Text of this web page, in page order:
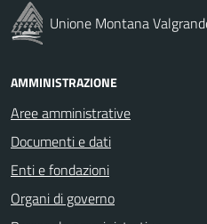
Unione Montana
AMMINISTRAZIONE
Aree amministrative
Documenti e dati
Enti e fondazioni
Organi di governo